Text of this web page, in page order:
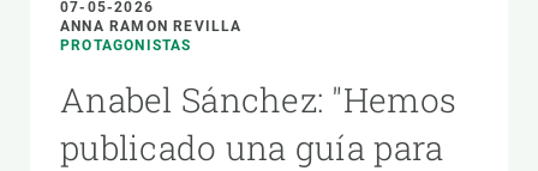
07-05-2026
ANNA RAMON REVILLA
PROTAGONISTAS
Anabel Sánchez: "Hemos
publicado una guía para